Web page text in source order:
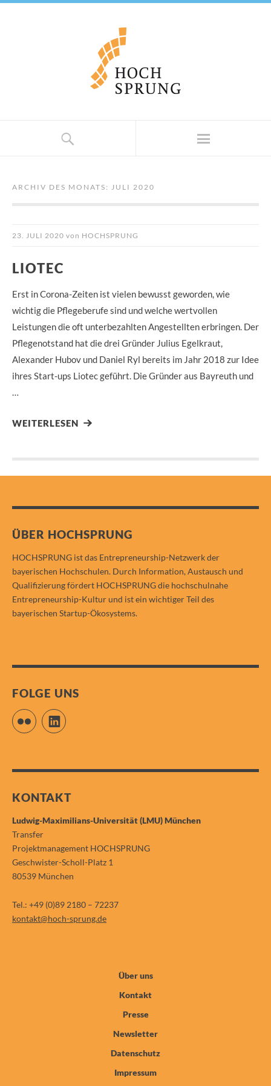
ARCHIV DES MONATS: JULI 2020
23. JULI 2020 von HOCHSPRUNG
LIOTEC
Erst in Corona-Zeiten ist vielen bewusst geworden, wie
wichtig die Pflegeberufe sind und welche wertvollen
Leistungen die oft unterbezahlten Angestellten erbringen. Der
Pflegenotstand hat die drei Gründer Julius Egelkraut,
Alexander Hubov und Daniel Ryl bereits im Jahr 2018 zur Idee
ihres Start-ups Liotec geführt. Die Gründer aus Bayreuth und
…
WEITERLESEN
ÜBER HOCHSPRUNG
HOCHSPRUNG ist das Entrepreneurship-Netzwerk der
bayerischen Hochschulen. Durch Information, Austausch und
Qualifizierung fördert HOCHSPRUNG die hochschulnahe
Entrepreneurship-Kultur und ist ein wichtiger Teil des
bayerischen Startup-Ökosystems.
FOLGE UNS
Flickr LinkedIn
KONTAKT
Ludwig-Maximilians-Universität (LMU) München
Transfer
Projektmanagement HOCHSPRUNG
Geschwister-Scholl-Platz 1
80539 München
Tel.: +49 (0)89 2180 – 72237
kontakt@hoch-sprung.de
Über uns
Kontakt
Presse
Newsletter
Datenschutz
Impressum